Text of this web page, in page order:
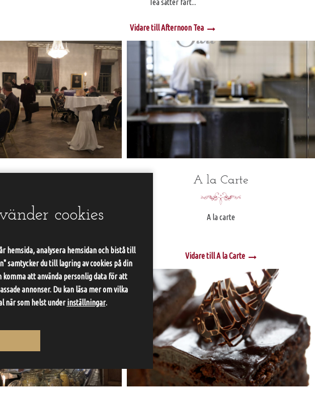
Tea sätter fart...
Vidare till Afternoon Tea
med interaktiv mordgåta för
Mord i Maten meny
A la Carte
A la carte
Vidare till A la Carte
cookies
hemsida, analysera hemsidan och bistå till
samtycker du till lagring av cookies på din
komma att använda personlig data för att
annonser. Du kan läsa mer om vilka
när som helst underinställningar.